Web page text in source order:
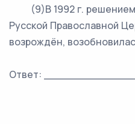
(9)В 1992 г.
Русской Православной
возрождён,
Ответ: